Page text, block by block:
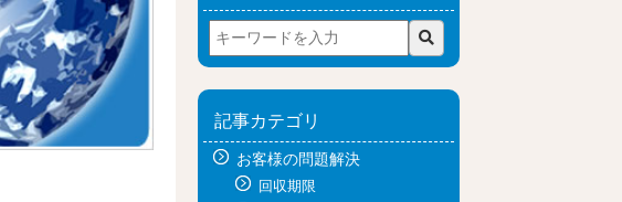
記事カテゴリ
お客様の問題解決
回収期限